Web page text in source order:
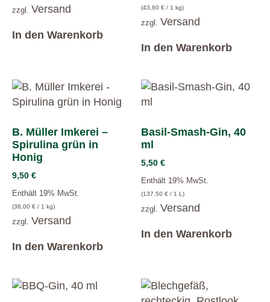
zzgl. Versand
In den Warenkorb
(43,60 € / 1 kg)
zzgl. Versand
In den Warenkorb
B. Müller Imkerei –
Spirulina grün in
Honig
9,50 €
Enthält 19% MwSt.
(38,00 € / 1 kg)
zzgl. Versand
In den Warenkorb
Basil-Smash-Gin, 40
ml
5,50 €
Enthält 19% MwSt.
(137,50 € / 1 L)
zzgl. Versand
In den Warenkorb